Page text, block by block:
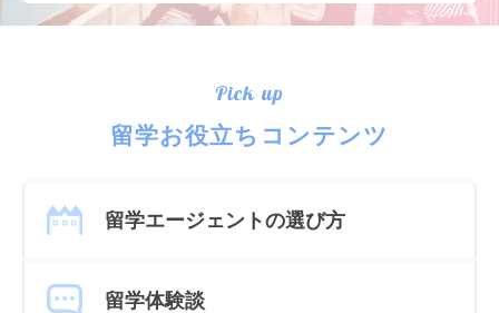
Pick up
留学お役立ちコンテンツ
留学エージェントの選び方
留学体験談